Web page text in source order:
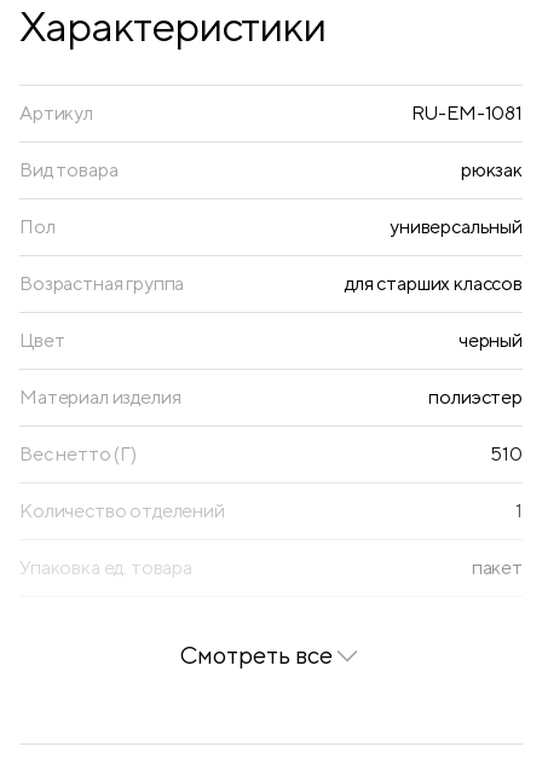
Характеристики
Артикул RU-EM-1081
Вид товара рюкзак
Пол универсальный
Возрастная группа для старших классов
Цвет черный
Материал изделия полиэстер
Вес нетто (Г) 510
Количество отделений 1
Упаковка ед. товара пакет
Наполнение нет
Смотреть все